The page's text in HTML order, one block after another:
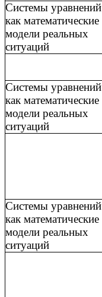
Системы уравнений
как математические
модели реальных
ситуаций
Системы уравнений
как математические
модели реальных
ситуаций
Системы уравнений
как математические
модели реальных
ситуаций